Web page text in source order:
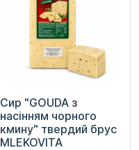
Сир "GOUDA з
насінням чорного
кмину" твердий брус
MLEKOVITA